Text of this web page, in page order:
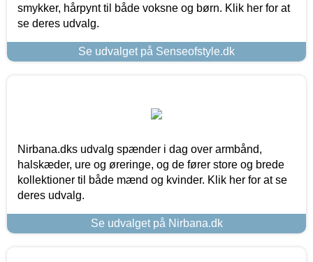
smykker, hårpynt til både voksne og børn. Klik her for at
se deres udvalg.
Se udvalget på Senseofstyle.dk
Nirbana.dks udvalg spænder i dag over armbånd,
halskæder, ure og øreringe, og de fører store og brede
kollektioner til både mænd og kvinder. Klik her for at se
deres udvalg.
Se udvalget på Nirbana.dk